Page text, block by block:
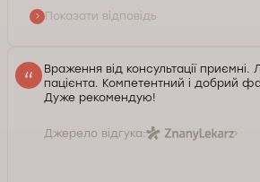
Показати відповідь
Враження від консультації приємні.
пацієнта. Компетентний і добрий
Дуже рекомендую!
Джерело відгука: